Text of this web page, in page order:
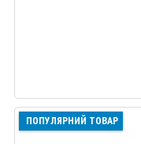
ПОПУЛЯРНИЙ ТОВАР